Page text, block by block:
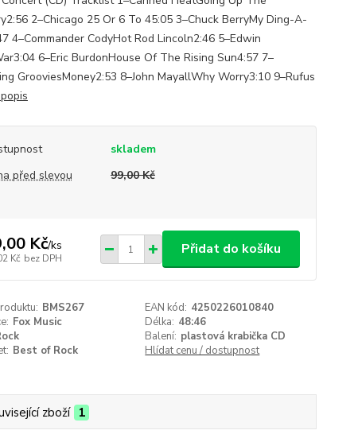
2–Chicago 25 Or 6 To 45:05 3–Chuck BerryMy Ding-A-
4–Commander CodyHot Rod Lincoln2:46 5–Edwin
6–Eric BurdonHouse Of The Rising Sun4:57 7–
GrooviesMoney2:53 8–John MayallWhy Worry3:10 9–Rufus
skladem
před slevou
99,00 Kč
Kč/ks
Kč bez DPH
Přidat do košíku
BMS267 EAN kód: 4250226010840
Fox Music Délka: 48:46
Balení: plastová krabička CD
Best of Rock Hlídat cenu / dostupnost
zboží 1